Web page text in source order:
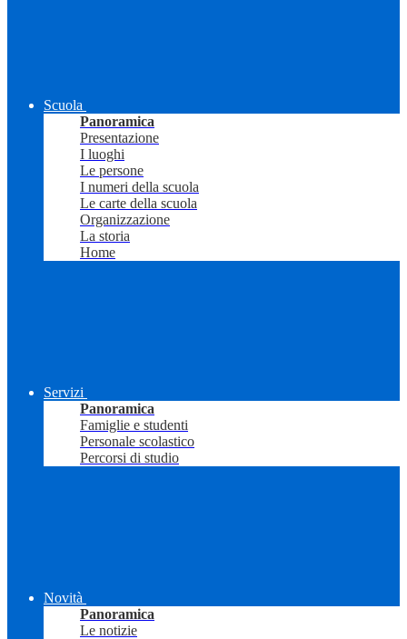
Scuola
Panoramica
Presentazione
I luoghi
Le persone
I numeri della scuola
Le carte della scuola
Organizzazione
La storia
Home
Servizi
Panoramica
Famiglie e studenti
Personale scolastico
Percorsi di studio
Novità
Panoramica
Le notizie